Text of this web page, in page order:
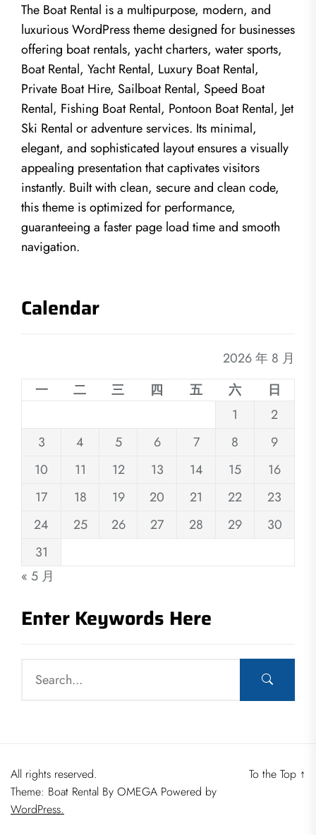
The Boat Rental is a multipurpose, modern, and
luxurious WordPress theme designed for businesses
offering boat rentals, yacht charters, water sports,
Boat Rental, Yacht Rental, Luxury Boat Rental,
Private Boat Hire, Sailboat Rental, Speed Boat
Rental, Fishing Boat Rental, Pontoon Boat Rental, Jet
Ski Rental or adventure services. Its minimal,
elegant, and sophisticated layout ensures a visually
appealing presentation that captivates visitors
instantly. Built with clean, secure and clean code,
this theme is optimized for performance,
guaranteeing a faster page load time and smooth
navigation.
Calendar
2026 年 8 月
一
二 三 四 五 六
日
1
2
3
4 5 6 7 8
9
10
11 12 13 14 15
16
17
18 19 20 21 22
23
24
25 26 27 28 29
30
31
« 5 月
Enter Keywords Here
All rights reserved.
Theme: Boat Rental By OMEGA Powered by
WordPress.
To the Top ↑